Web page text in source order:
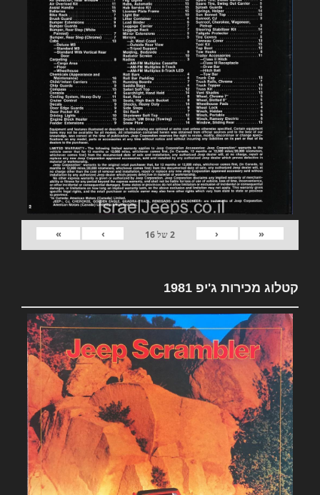
«
‹
2של16
›
»
קטלוג מכירות ג'יפ 1981